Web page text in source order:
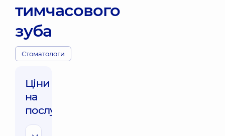
тимчасового
зуба
Стоматологи
Ціни
на
послуги: